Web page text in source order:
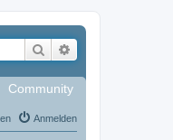
Suche
Community
Anmelden